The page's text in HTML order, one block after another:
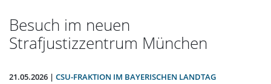
Besuch im neuen
Strafjustizzentrum München
21.05.2026 | CSU-FRAKTION IM BAYERISCHEN LANDTAG